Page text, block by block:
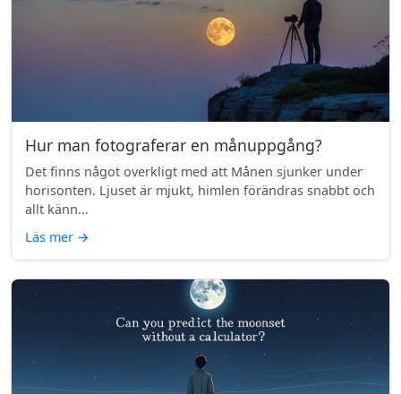
Hur man fotograferar en månuppgång?
Det finns något overkligt med att Månen sjunker under
horisonten. Ljuset är mjukt, himlen förändras snabbt och
allt känn...
Läs mer →